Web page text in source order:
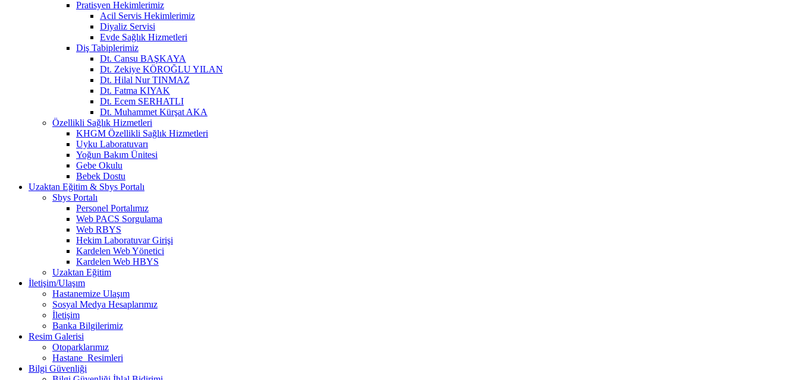
Pratisyen Hekimlerimiz
Acil Servis Hekimlerimiz
Diyaliz Servisi
Evde Sağlık Hizmetleri
Diş Tabiplerimiz
Dt. Cansu BAŞKAYA
Dt. Zekiye KÖROĞLU YILAN
Dt. Hilal Nur TINMAZ
Dt. Fatma KIYAK
Dt. Ecem SERHATLI
Dt. Muhammet Kürşat AKA
Özellikli Sağlık Hizmetleri
KHGM Özellikli Sağlık Hizmetleri
Uyku Laboratuvarı
Yoğun Bakım Ünitesi
Gebe Okulu
Bebek Dostu
Uzaktan Eğitim & Sbys Portalı
Sbys Portalı
Personel Portalımız
Web PACS Sorgulama
Web RBYS
Hekim Laboratuvar Girişi
Kardelen Web Yönetici
Kardelen Web HBYS
Uzaktan Eğitim
İletişim/Ulaşım
Hastanemize Ulaşım
Sosyal Medya Hesaplarımız
İletişim
Banka Bilgilerimiz
Resim Galerisi
Otoparklarımız
Hastane_Resimleri
Bilgi Güvenliği